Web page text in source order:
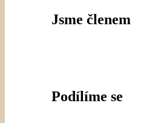
Jsme členem
Podílíme se